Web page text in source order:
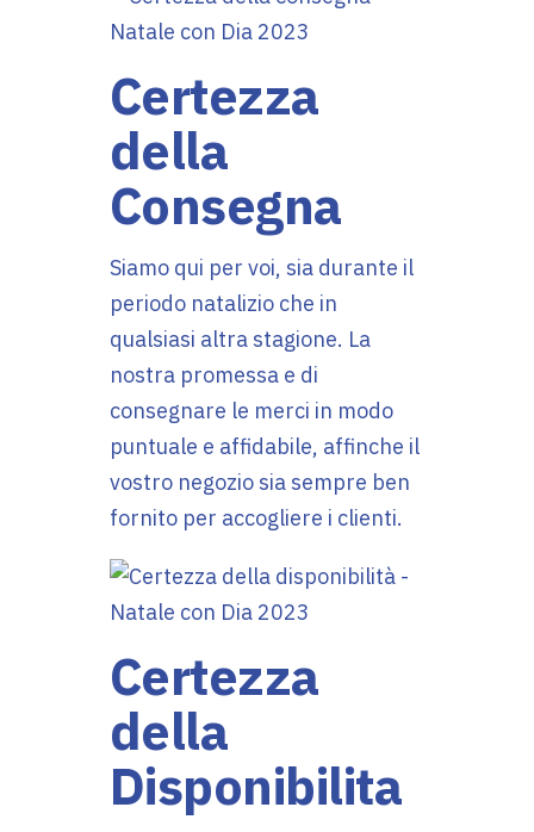
Certezza
della
Consegna
Siamo qui per voi, sia durante il
periodo natalizio che in
qualsiasi altra stagione. La
nostra promessa e di
consegnare le merci in modo
puntuale e affidabile, affinche il
vostro negozio sia sempre ben
fornito per accogliere i clienti.
Certezza
della
Disponibilita